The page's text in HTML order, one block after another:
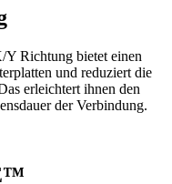
Richtung bietet einen
und reduziert die
erleichtert ihnen den
der Verbindung.